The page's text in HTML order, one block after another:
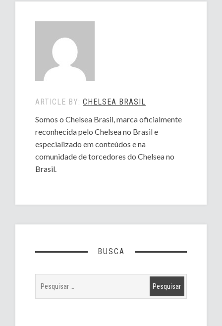
ARTICLE BY:CHELSEA BRASIL
Somos o Chelsea Brasil, marca oficialmente
reconhecida pelo Chelsea no Brasil e
especializado em conteúdos e na
comunidade de torcedores do Chelsea no
Brasil.
BUSCA